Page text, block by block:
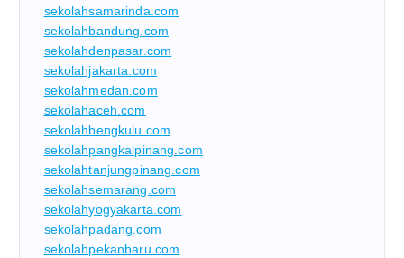
sekolahsamarinda.com
sekolahbandung.com
sekolahdenpasar.com
sekolahjakarta.com
sekolahmedan.com
sekolahaceh.com
sekolahbengkulu.com
sekolahpangkalpinang.com
sekolahtanjungpinang.com
sekolahsemarang.com
sekolahyogyakarta.com
sekolahpadang.com
sekolahpekanbaru.com